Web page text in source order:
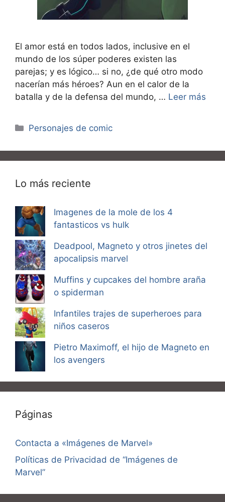
El amor está en todos lados, inclusive en el
mundo de los súper poderes existen las
parejas; y es lógico… si no, ¿de qué otro modo
nacerían más héroes? Aun en el calor de la
batalla y de la defensa del mundo, … Leer más
Categorías
Personajes de comic
Lo más reciente
Imagenes de la mole de los 4
fantasticos vs hulk
Deadpool, Magneto y otros jinetes del
apocalipsis marvel
Muffins y cupcakes del hombre araña
o spiderman
Infantiles trajes de superheroes para
niños caseros
Pietro Maximoff, el hijo de Magneto en
los avengers
Páginas
Contacta a «Imágenes de Marvel»
Políticas de Privacidad de “Imágenes de
Marvel”